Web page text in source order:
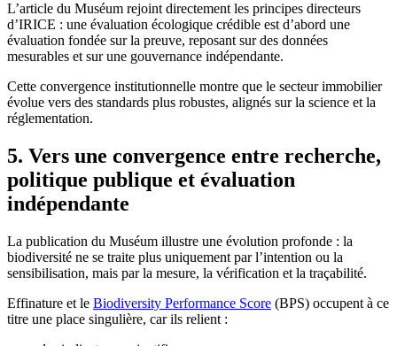
L’article du Muséum rejoint directement les principes directeurs
d’IRICE : une évaluation écologique crédible est d’abord une
évaluation fondée sur la preuve, reposant sur des données
mesurables et sur une gouvernance indépendante.
Cette convergence institutionnelle montre que le secteur immobilier
évolue vers des standards plus robustes, alignés sur la science et la
réglementation.
5. Vers une convergence entre recherche,
politique publique et évaluation
indépendante
La publication du Muséum illustre une évolution profonde : la
biodiversité ne se traite plus uniquement par l’intention ou la
sensibilisation, mais par la mesure, la vérification et la traçabilité.
Effinature et le Biodiversity Performance Score (BPS) occupent à ce
titre une place singulière, car ils relient :